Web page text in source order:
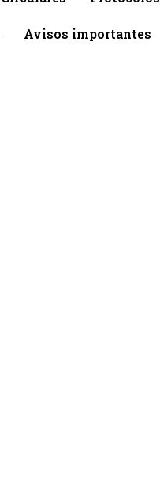
Avisos importantes